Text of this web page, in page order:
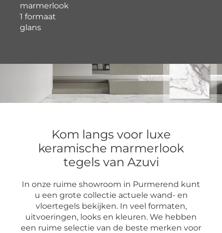
marmerlook
1 formaat
glans
Kom langs voor luxe
keramische marmerlook
tegels van Azuvi
In onze ruime showroom in Purmerend kunt
u een grote collectie actuele wand- en
vloertegels bekijken. In veel formaten,
uitvoeringen, looks en kleuren. We hebben
een ruime selectie van de beste merken voor